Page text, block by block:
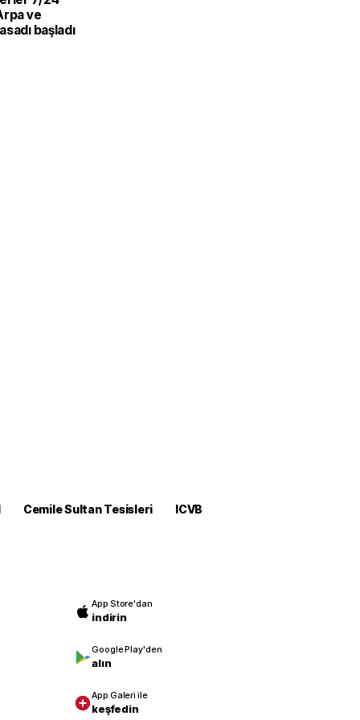
ve
başladı
Cemile Sultan Tesisleri
ICVB
App Store'dan
indirin
Google Play'den
alın
App Galeri ile
keşfedin